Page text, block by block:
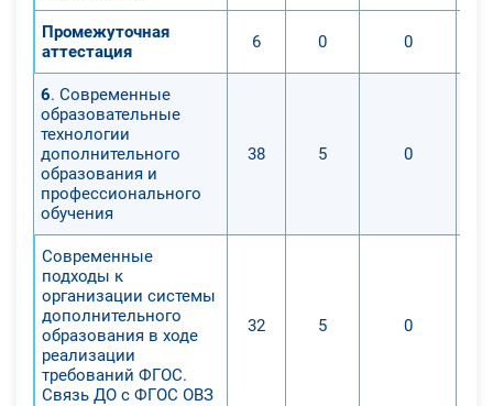
Промежуточная
аттестация
6 0 0
6. Современные
образовательные
технологии
дополнительного
образования и
профессионального
обучения
38 5 0
Современные
подходы к
организации системы
дополнительного
образования в ходе
реализации
требований ФГОС.
Связь ДО с ФГОС ОВЗ
32 5 0